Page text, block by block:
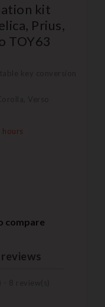
kit
Prius,
TOY63
compare